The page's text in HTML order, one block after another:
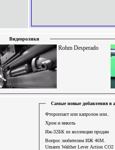
Видеоролики
Rohm Desperado
Самые новые добавления в
Фторопласт или капролон или..
Хром и никель
Иж-32БК из коллекции продам
Вопрос любителям ИЖ 46М.
Umarex Walther Lever Action СО2